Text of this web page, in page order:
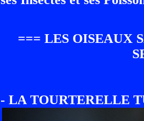
=== LES OISEAUX
- LA TOURTERELLE